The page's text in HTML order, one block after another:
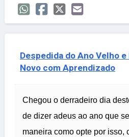
Despedida do Ano Velho
Novo com Aprendizado
Chegou o derradeiro dia
de dizer adeus ao ano que
maneira como opte por isso,